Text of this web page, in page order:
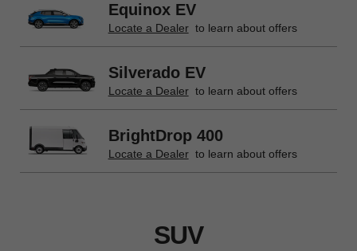
Equinox EV
Locate a Dealer to learn about offers
Silverado EV
Locate a Dealer to learn about offers
BrightDrop 400
Locate a Dealer to learn about offers
SUV